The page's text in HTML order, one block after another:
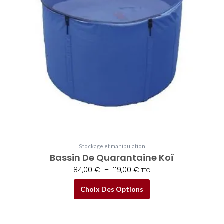
Stockage et manipulation
Bassin De Quarantaine Koï
84,00 € – 119,00 €
119,00 €
TTC
Choix Des Options
variations.
Les
options